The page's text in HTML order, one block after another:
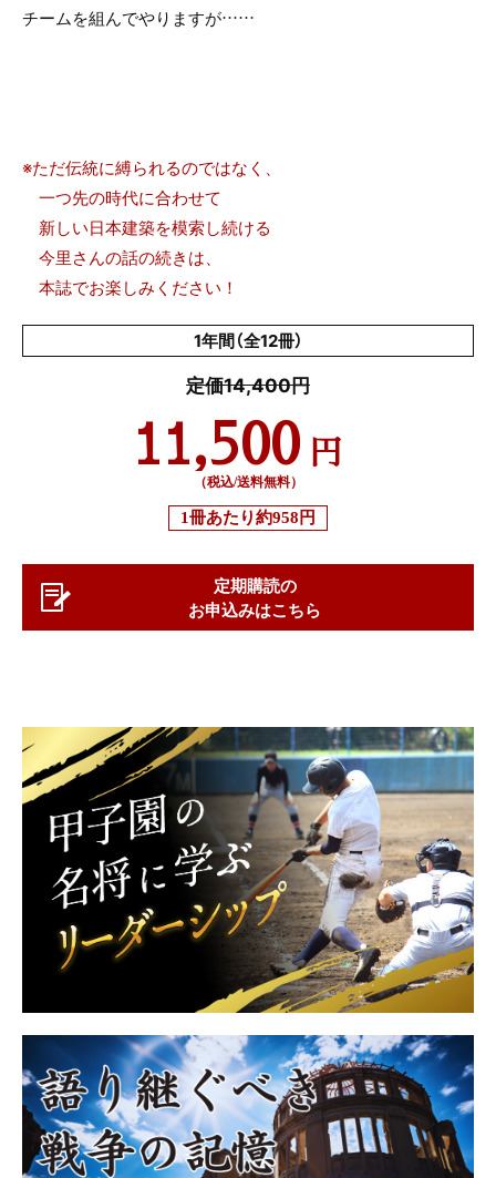
チームを組んでやりますが……
※ただ伝統に縛られるのではなく、
一つ先の時代に合わせて
新しい日本建築を模索し続ける
今里さんの話の続きは、
本誌でお楽しみください！
1年間（全12冊）
定価14,400円
11,500 円
（税込/送料無料）
1冊あたり約958円
定期購読の
お申込みはこちら